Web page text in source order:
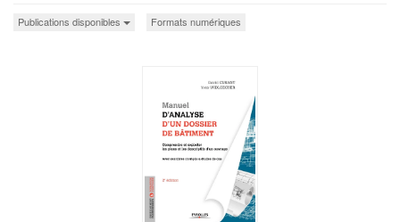
Publications disponibles Formats numériques